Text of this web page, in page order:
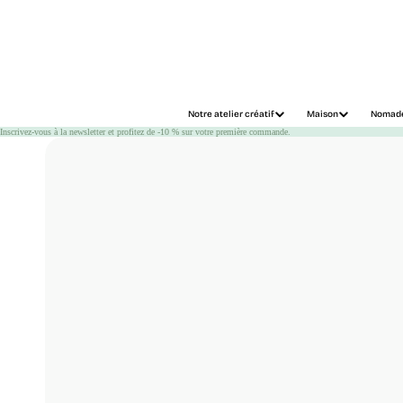
Notre atelier créatif Maison
Inscrivez-vous à la newsletter et profitez de -10 % sur votre première commande.